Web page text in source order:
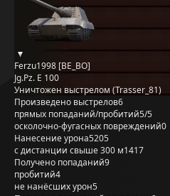
Ferzu1998 [BE_BO]
Jg.Pz. E 100
Уничтожен выстрелом (Trasser_81)
Произведено выстрелов6
прямых попаданий/пробитий5/5
осколочно-фугасных повреждений0
Нанесение урона5205
с дистанции свыше 300 м1417
Получено попаданий9
пробитий4
не нанёсших урон5